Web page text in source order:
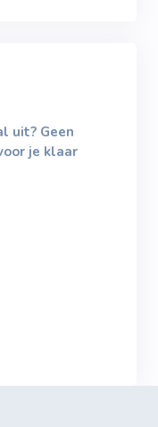
uit? Geen
je klaar